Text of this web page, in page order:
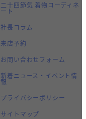
二十四節気 着物コーディネ
ート
社長コラム
来店予約
お問い合わせフォーム
新着ニュース・イベント情
報
プライバシーポリシー
サイトマップ